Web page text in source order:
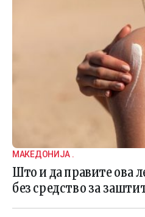
МАКЕДОНИЈА .
Што и да правите ова
без средство за